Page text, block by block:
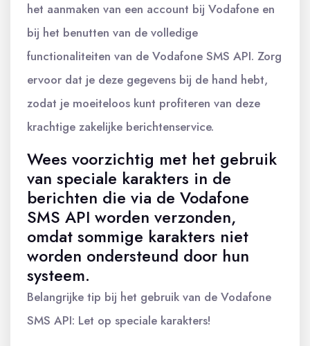
het aanmaken van een account bij Vodafone en
bij het benutten van de volledige
functionaliteiten van de Vodafone SMS API. Zorg
ervoor dat je deze gegevens bij de hand hebt,
zodat je moeiteloos kunt profiteren van deze
krachtige zakelijke berichtenservice.
Wees voorzichtig met het gebruik
van speciale karakters in de
berichten die via de Vodafone
SMS API worden verzonden,
omdat sommige karakters niet
worden ondersteund door hun
systeem.
Belangrijke tip bij het gebruik van de Vodafone
SMS API: Let op speciale karakters!